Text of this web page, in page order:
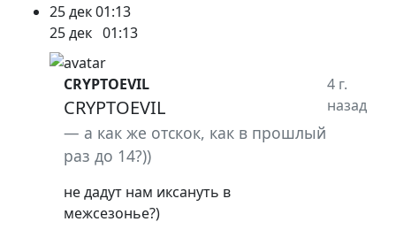
25 дек01:13
25 дек 01:13
CRYPTOEVIL
CRYPTOEVIL
а как же отскок, как в прошлый
раз до 14?))
не дадут нам иксануть в
межсезонье?)
4 г.
назад